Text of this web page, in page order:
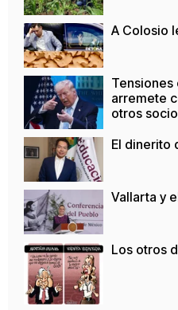
A Colosio
Tensiones
arremete
otros
El dinerito
Vallarta y
Los otros